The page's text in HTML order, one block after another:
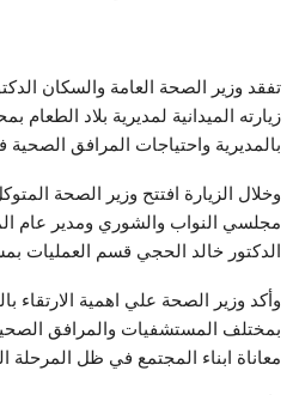
تفقد وزير الصحة العامة والسكان
زيارته الميدانية لمديرية بلاد
بالمديرية واحتياجات المرافق الصحية
وخلال الزيارة افتتح وزير الصحة
مجلسي النواب والشوري ومدير عام
الدكتور خالد الحجي قسم العمليات
وأكد وزير الصحة علي اهمية الارتقاء
بمختلف المستشفيات والمرافق
معاناة ابناء المجتمع في ظل المرحلة